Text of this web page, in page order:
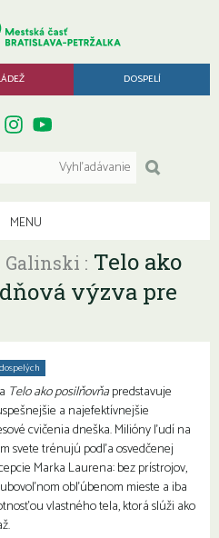
DOSPELÍ
MENU
: Telo ako
výzva pre
Telo ako posilňovňapredstavuje
a najefektívnejšie
cvičenia dneška. Milióny ľudí na
svete trénujú podľa osvedčenej
Marka Laurena: bez prístrojov,
obľúbenom mieste a iba
vlastného tela, ktorá slúži ako